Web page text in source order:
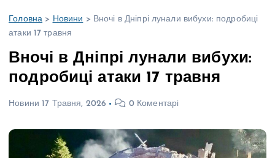
Головна > Новини > Вночі в Дніпрі лунали вибухи: подробиці
атаки 17 травня
Вночі в Дніпрі лунали вибухи:
подробиці атаки 17 травня
Новини 17 Травня, 2026 0 Коментарі